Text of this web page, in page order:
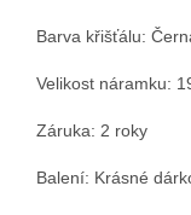
Barva křišťálu:
Velikost náramku:
Záruka: 2 roky
Balení: Krásné